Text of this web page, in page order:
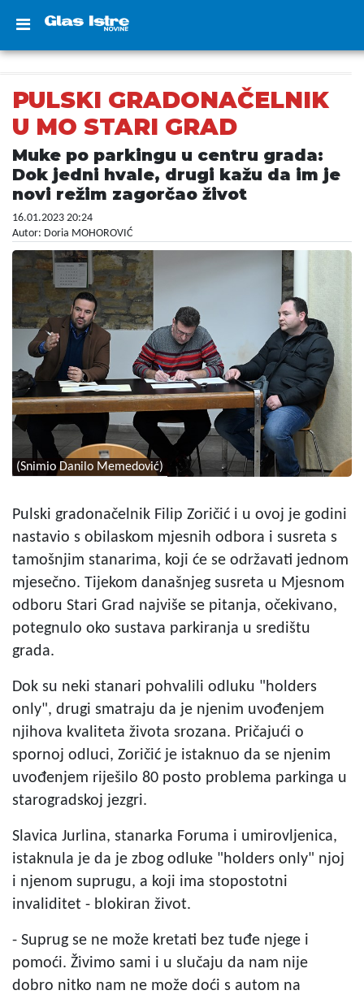
PULSKI GRADONAČELNIK
U MO STARI GRAD
Muke po parkingu u centru grada:
Dok jedni hvale, drugi kažu da im je
novi režim zagorčao život
16.01.2023 20:24
Autor: Doria MOHOROVIĆ
(Snimio Danilo Memedović)
Pulski gradonačelnik Filip Zoričić i u ovoj je godini
nastavio s obilaskom mjesnih odbora i susreta s
tamošnjim stanarima, koji će se održavati jednom
mjesečno. Tijekom današnjeg susreta u Mjesnom
odboru Stari Grad najviše se pitanja, očekivano,
potegnulo oko sustava parkiranja u središtu
grada.
Dok su neki stanari pohvalili odluku "holders
only", drugi smatraju da je njenim uvođenjem
njihova kvaliteta života srozana. Pričajući o
spornoj odluci, Zoričić je istaknuo da se njenim
uvođenjem riješilo 80 posto problema parkinga u
starogradskoj jezgri.
Slavica Jurlina, stanarka Foruma i umirovljenica,
istaknula je da je zbog odluke "holders only" njoj
i njenom suprugu, a koji ima stopostotni
invaliditet - blokiran život.
- Suprug se ne može kretati bez tuđe njege i
pomoći. Živimo sami i u slučaju da nam nije
dobro nitko nam ne može doći s autom na